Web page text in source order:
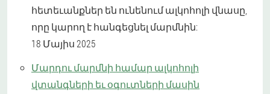
հետեւանքներ են ունենում ալկոհոլի վնասը,
որը կարող է հանգեցնել մարմնին:
18 Մայիս 2025
Մարդու մարմնի համար ալկոհոլի
վտանգների եւ օգուտների մասին